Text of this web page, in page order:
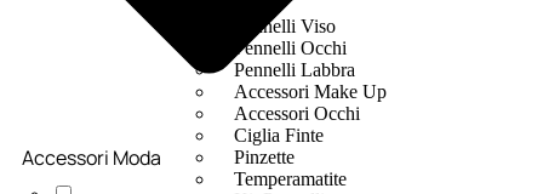
Pennelli Viso
Pennelli Occhi
Pennelli Labbra
Accessori Make Up
Accessori Occhi
Ciglia Finte
Pinzette
Temperamatite
Accessori Moda